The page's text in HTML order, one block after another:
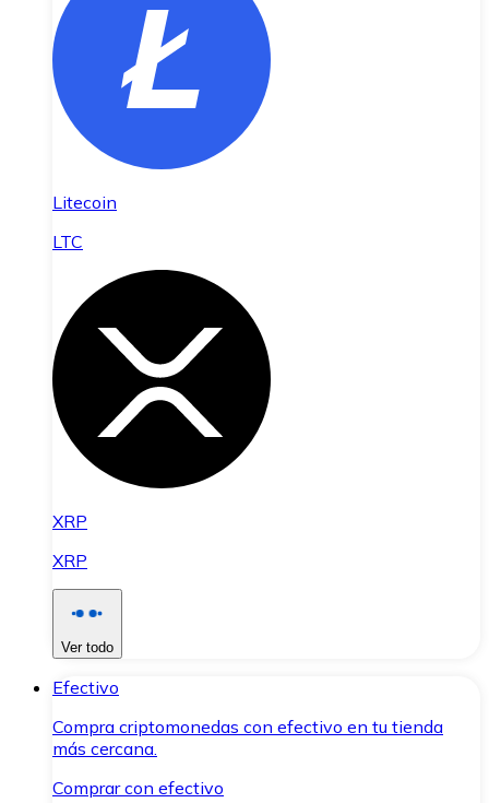
Litecoin
LTC
XRP
XRP
Ver todo
Efectivo
Compra criptomonedas con efectivo en tu tienda
más cercana.
Comprar con efectivo